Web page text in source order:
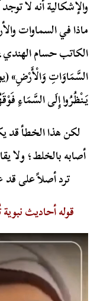
والإشكالية أنه لا
ماذا في السماوات
الكاتب حسام الهندي،
يَنْظُرُوا إِلَى السَّمَاءِ
لكن هذا الخطأ
أصابه بالخلط؛ ولا
ترد أصلاً على
قوله أحاديث